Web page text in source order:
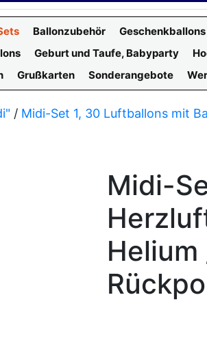
Ballonzubehör
Geschenkballons
Geburt und Taufe, Babyparty
Grußkarten Sonderangebote
/ Midi-Set 1, 30 Luftballons mit
Midi-